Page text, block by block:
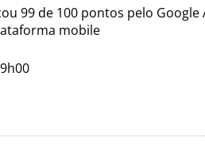
99 de 100 pontos pelo
mobile